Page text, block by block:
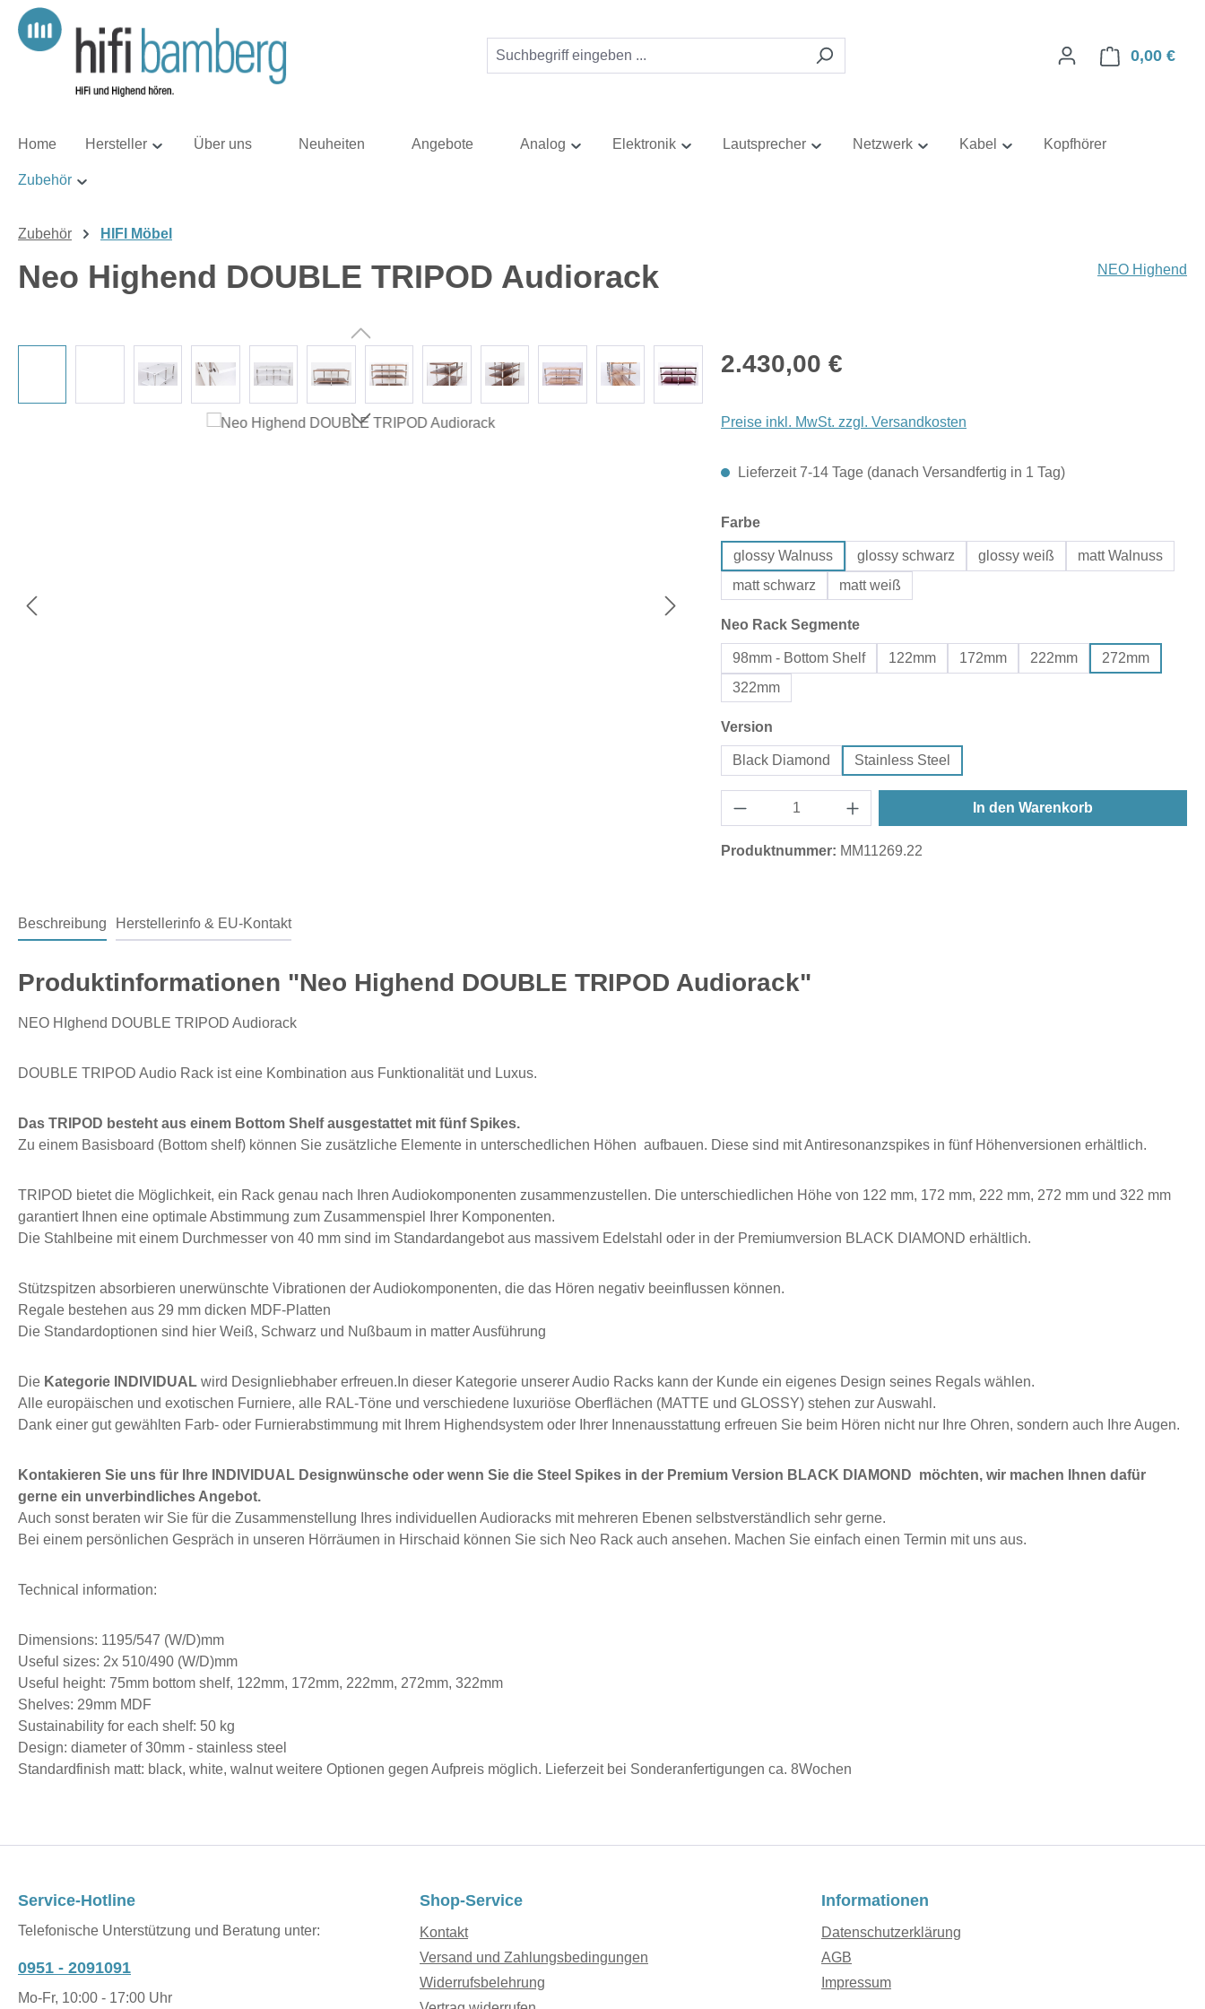
Hauptinhalt springen
Zur Suche springen
Zur Hauptnavigation springen
0,00 €
Home Hersteller Über uns Neuheiten Angebote Analog Elektronik Lautsprecher Netzwerk Kabel Kopfhörer
Zubehör
Zubehör HIFI Möbel
Neo Highend DOUBLE TRIPOD Audiorack NEO Highend
Regulärer Preis:
2.430,00 €
Preise inkl. MwSt. zzgl. Versandkosten
Lieferzeit 7-14 Tage (danach Versandfertig in 1 Tag)
Farbeauswählen
glossy Walnuss glossy schwarz glossy weiß
matt Walnuss
matt schwarz
matt weiß
Neo Rack Segmenteauswählen
98mm - Bottom Shelf 122mm 172mm 222mm
272mm
322mm
Version
Black Diamond Stainless Steel
In den Warenkorb
Produktnummer: MM11269.22
Beschreibung Herstellerinfo & EU-Kontakt
Produktinformationen "Neo Highend DOUBLE TRIPOD Audiorack"
NEO HIghend DOUBLE TRIPOD Audiorack
DOUBLE TRIPOD Audio Rack ist eine Kombination aus Funktionalität und Luxus.
Das TRIPOD besteht aus einem Bottom Shelf ausgestattet mit fünf Spikes.
Zu einem Basisboard (Bottom shelf) können Sie zusätzliche Elemente in unterschedlichen Höhen aufbauen. Diese sind mit Antiresonanzspikes in fünf Höhenversionen erhältlich.
TRIPOD bietet die Möglichkeit, ein Rack genau nach Ihren Audiokomponenten zusammenzustellen. Die unterschiedlichen Höhe von 122 mm, 172 mm, 222 mm, 272 mm und 322 mm
garantiert Ihnen eine optimale Abstimmung zum Zusammenspiel Ihrer Komponenten.
Die Stahlbeine mit einem Durchmesser von 40 mm sind im Standardangebot aus massivem Edelstahl oder in der Premiumversion BLACK DIAMOND erhältlich.
Stützspitzen absorbieren unerwünschte Vibrationen der Audiokomponenten, die das Hören negativ beeinflussen können.
Regale bestehen aus 29 mm dicken MDF-Platten
Die Standardoptionen sind hier Weiß, Schwarz und Nußbaum in matter Ausführung
Die Kategorie INDIVIDUAL wird Designliebhaber erfreuen.In dieser Kategorie unserer Audio Racks kann der Kunde ein eigenes Design seines Regals wählen.
Alle europäischen und exotischen Furniere, alle RAL-Töne und verschiedene luxuriöse Oberflächen (MATTE und GLOSSY) stehen zur Auswahl.
Dank einer gut gewählten Farb- oder Furnierabstimmung mit Ihrem Highendsystem oder Ihrer Innenausstattung erfreuen Sie beim Hören nicht nur Ihre Ohren, sondern auch Ihre Augen.
Kontakieren Sie uns für Ihre INDIVIDUAL Designwünsche oder wenn Sie die Steel Spikes in der Premium Version BLACK DIAMOND möchten, wir machen Ihnen dafür
gerne ein unverbindliches Angebot.
Auch sonst beraten wir Sie für die Zusammenstellung Ihres individuellen Audioracks mit mehreren Ebenen selbstverständlich sehr gerne.
Bei einem persönlichen Gespräch in unseren Hörräumen in Hirschaid können Sie sich Neo Rack auch ansehen. Machen Sie einfach einen Termin mit uns aus.
Technical information:
Dimensions: 1195/547 (W/D)mm
Useful sizes: 2x 510/490 (W/D)mm
Useful height: 75mm bottom shelf, 122mm, 172mm, 222mm, 272mm, 322mm
Shelves: 29mm MDF
Sustainability for each shelf: 50 kg
Design: diameter of 30mm - stainless steel
Standardfinish matt: black, white, walnut weitere Optionen gegen Aufpreis möglich. Lieferzeit bei Sonderanfertigungen ca. 8Wochen
Service-Hotline
Telefonische Unterstützung und Beratung unter:
0951 - 2091091
Mo-Fr, 10:00 - 17:00 Uhr
Shop-Service
Kontakt
Versand und Zahlungsbedingungen
Widerrufsbelehrung
Informationen
Datenschutzerklärung
AGB
Impressum